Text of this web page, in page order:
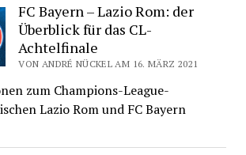
FC Bayern – Lazio Rom: der
Überblick für das CL-
Achtelfinale
VON ANDRÉ NÜCKEL AM 16. MÄRZ 2021
zum Champions-League-
Lazio Rom und FC Bayern